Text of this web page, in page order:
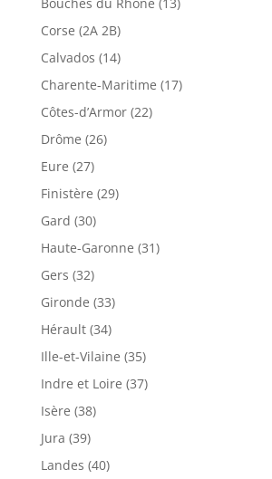
Corse (2A 2B)
Calvados (14)
Charente-Maritime (17)
Côtes-d’Armor (22)
Drôme (26)
Eure (27)
Finistère (29)
Gard (30)
Haute-Garonne (31)
Gers (32)
Gironde (33)
Hérault (34)
Ille-et-Vilaine (35)
Indre et Loire (37)
Isère (38)
Jura (39)
Landes (40)